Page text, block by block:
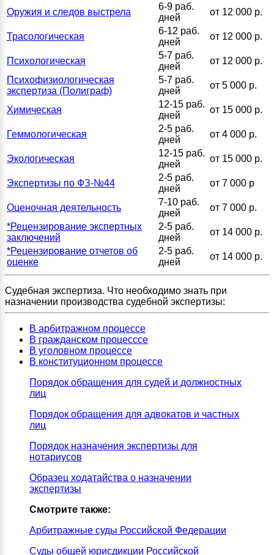
Оружия и следов выстрела
6-9 раб.
дней
от 12 000 р.
Трасологическая
6-12 раб.
дней
от 12 000 р.
Психологическая
5-7 раб.
дней
от 12 000 р.
Психофизиологическая
экспертиза (Полиграф)
5-7 раб.
дней
от 5 000 р.
Химическая
12-15 раб.
дней
от 15 000 р.
Геммологическая
2-5 раб.
дней
от 4 000 р.
Экологическая
12-15 раб.
дней
от 15 000 р.
Экспертизы по ФЗ-№44
2-5 раб.
дней
от 7 000 р
Оценочная деятельность
7-10 раб.
дней
от 7 000 р.
*Рецензирование экспертных
заключений
2-5 раб.
дней
от 14 000 р.
*Рецензирование отчетов об
оценке
2-5 раб.
дней
от 14 000 р.
Судебная экспертиза. Что необходимо знать при
назначении производства судебной экспертизы:
В арбитражном процессе
В гражданском процесссе
В уголовном процессе
В конституционном процессе
Порядок обращения для судей и должностных
лиц
Порядок обращения для адвокатов и частных
лиц
Порядок назначения экспертизы для
нотариусов
Образец ходатайства о назначении
экспертизы
Смотрите также:
Арбитражные суды Российской Федерации
Суды общей юрисдикции Российской